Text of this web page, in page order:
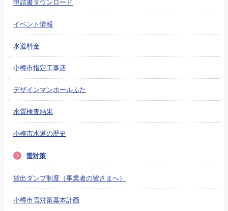
イベント情報
水道料金
小樽市指定工事店
デザインマンホールふた
水質検査結果
小樽市水道の歴史
雪対策
貸出ダンプ制度（事業者の皆さまへ）
小樽市雪対策基本計画